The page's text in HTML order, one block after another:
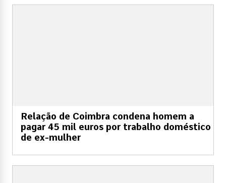
Relação de Coimbra condena homem a
pagar 45 mil euros por trabalho doméstico
de ex-mulher